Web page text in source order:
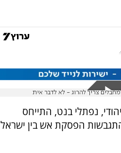
נפתלי בנט, התייחס
הפסקת אש בין ישראל